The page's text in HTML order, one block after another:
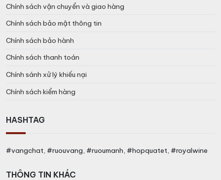
Chính sách vận chuyển và giao hàng
Chính sách bảo mật thông tin
Chính sách bảo hành
Chính sách thanh toán
Chính sánh xử lý khiếu nại
Chính sách kiểm hàng
HASHTAG
#vangchat, #ruouvang, #ruoumanh, #hopquatet, #royalwine
THÔNG TIN KHÁC